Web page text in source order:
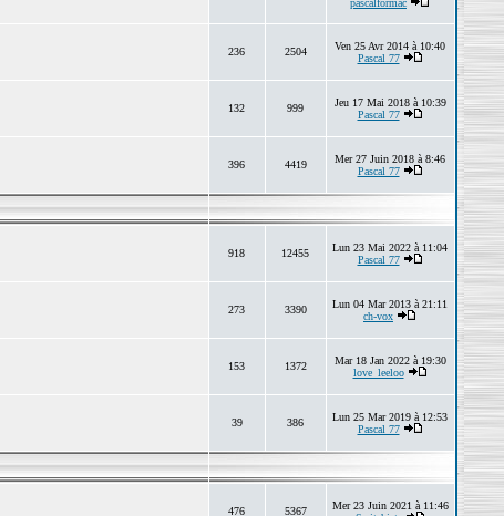
pascalformac
236 2504
Ven 25 Avr 2014 à 10:40
Pascal 77
132 999
Jeu 17 Mai 2018 à 10:39
Pascal 77
396 4419
Mer 27 Juin 2018 à 8:46
Pascal 77
918 12455
Lun 23 Mai 2022 à 11:04
Pascal 77
273 3390
Lun 04 Mar 2013 à 21:11
ch-vox
153 1372
Mar 18 Jan 2022 à 19:30
love_leeloo
39 386
Lun 25 Mar 2019 à 12:53
Pascal 77
476 5367
Mer 23 Juin 2021 à 11:46